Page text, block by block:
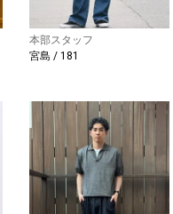
本部スタッフ
宮島 / 181